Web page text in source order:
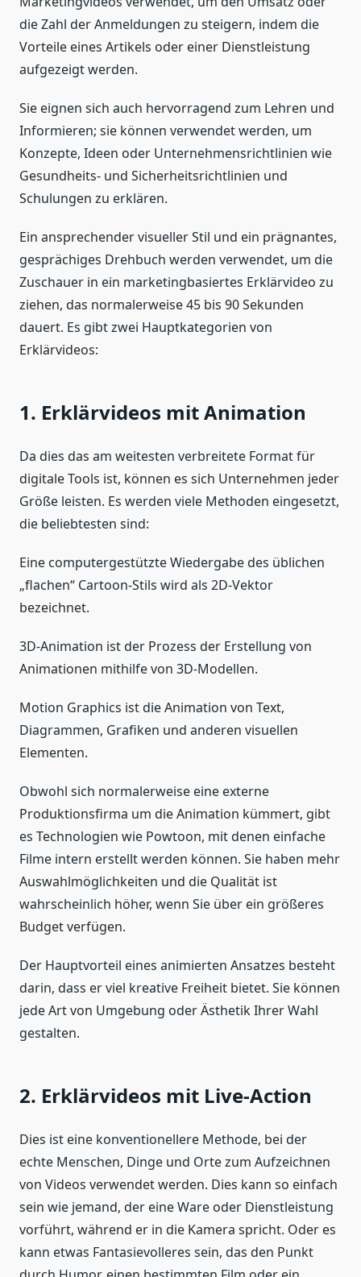
die Zahl der Anmeldungen zu steigern, indem die
Vorteile eines Artikels oder einer Dienstleistung
aufgezeigt werden.
Sie eignen sich auch hervorragend zum Lehren und
Informieren; sie können verwendet werden, um
Konzepte, Ideen oder Unternehmensrichtlinien wie
Gesundheits- und Sicherheitsrichtlinien und
Schulungen zu erklären.
Ein ansprechender visueller Stil und ein prägnantes,
gesprächiges Drehbuch werden verwendet, um die
Zuschauer in ein marketingbasiertes Erklärvideo zu
ziehen, das normalerweise 45 bis 90 Sekunden
dauert. Es gibt zwei Hauptkategorien von
Erklärvideos:
1. Erklärvideos mit Animation
Da dies das am weitesten verbreitete Format für
digitale Tools ist, können es sich Unternehmen jeder
Größe leisten. Es werden viele Methoden eingesetzt,
die beliebtesten sind:
Eine computergestützte Wiedergabe des üblichen
„flachen“ Cartoon-Stils wird als 2D-Vektor
bezeichnet.
3D-Animation ist der Prozess der Erstellung von
Animationen mithilfe von 3D-Modellen.
Motion Graphics ist die Animation von Text,
Diagrammen, Grafiken und anderen visuellen
Elementen.
Obwohl sich normalerweise eine externe
Produktionsfirma um die Animation kümmert, gibt
es Technologien wie Powtoon, mit denen einfache
Filme intern erstellt werden können. Sie haben mehr
Auswahlmöglichkeiten und die Qualität ist
wahrscheinlich höher, wenn Sie über ein größeres
Budget verfügen.
Der Hauptvorteil eines animierten Ansatzes besteht
darin, dass er viel kreative Freiheit bietet. Sie können
jede Art von Umgebung oder Ästhetik Ihrer Wahl
gestalten.
2. Erklärvideos mit Live-Action
Dies ist eine konventionellere Methode, bei der
echte Menschen, Dinge und Orte zum Aufzeichnen
von Videos verwendet werden. Dies kann so einfach
sein wie jemand, der eine Ware oder Dienstleistung
vorführt, während er in die Kamera spricht. Oder es
kann etwas Fantasievolleres sein, das den Punkt